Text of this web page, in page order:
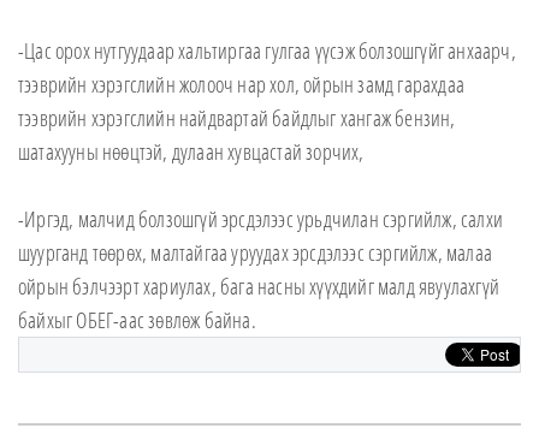
-Цас орох нутгуудаар хальтиргаа гулгаа үүсэж болзошгүйг анхаарч,
тээврийн хэрэгслийн жолооч нар хол, ойрын замд гарахдаа
тээврийн хэрэгслийн найдвартай байдлыг хангаж бензин,
шатахууны нөөцтэй, дулаан хувцастай зорчих,
-Иргэд, малчид болзошгүй эрсдэлээс урьдчилан сэргийлж, салхи
шуурганд төөрөх, малтайгаа уруудах эрсдэлээс сэргийлж, малаа
ойрын бэлчээрт хариулах, бага насны хүүхдийг малд явуулахгүй
байхыг ОБЕГ-аас зөвлөж байна.